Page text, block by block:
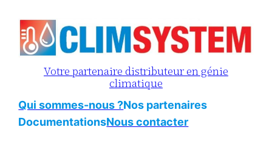
contenu
Votre partenaire distributeur en génie
climatique
Qui sommes-nous ?Nos partenaires
DocumentationsNous contacter